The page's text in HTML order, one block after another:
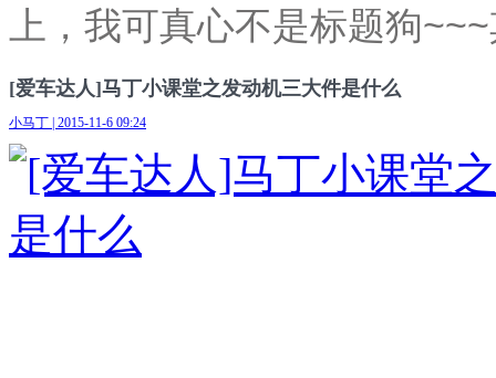
上，我可真心不是标题狗
[爱车达人]马丁小课堂之发动机三大件是什么
小马丁 | 2015-11-6 09:24